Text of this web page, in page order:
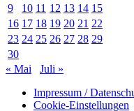
9
10 11 12 13 14 15
16 17 18 19 20 21 22
23 24 25 26 27 28 29
30
« Mai
Juli »
Impressum /
Cookie-Einstellungen